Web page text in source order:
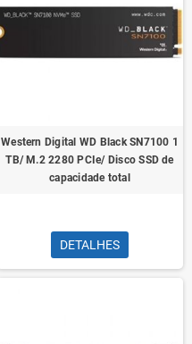
Western Digital WD Black SN7100 1
TB/ M.2 2280 PCIe/ Disco SSD de
capacidade total
DETALHES